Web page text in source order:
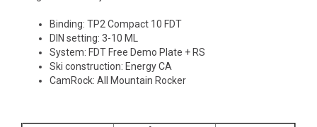
Binding: TP2 Compact 10 FDT
DIN setting: 3-10 ML
System: FDT Free Demo Plate + RS
Ski construction: Energy CA
CamRock: All Mountain Rocker